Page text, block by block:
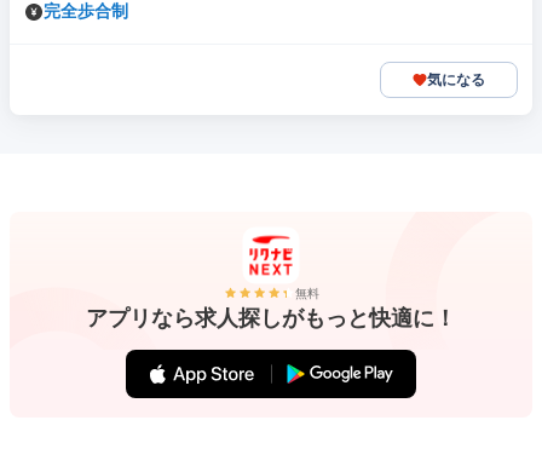
完全歩合制
気になる
無料
アプリなら求人探しがもっと快適に！